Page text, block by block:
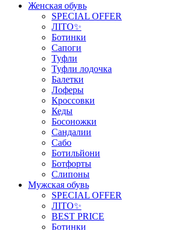
Женская обувь
SPECIAL OFFER
ЛІТО✨
Ботинки
Сапоги
Туфли
Туфли лодочка
Балетки
Лоферы
Кроссовки
Кеды
Босоножки
Сандалии
Сабо
Ботильйони
Ботфорты
Слипоны
Мужская обувь
SPECIAL OFFER
ЛІТО✨
BEST PRICE
Ботинки